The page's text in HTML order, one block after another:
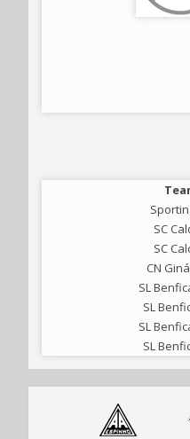
SC
SC
CN
SL
SL
SL
SL